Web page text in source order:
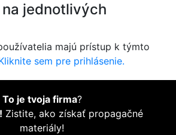
jednotlivých
majú prístup k týmto
sem pre prihlásenie.
To je tvoja firma?
Zistite, ako získať propagačné
materiály!